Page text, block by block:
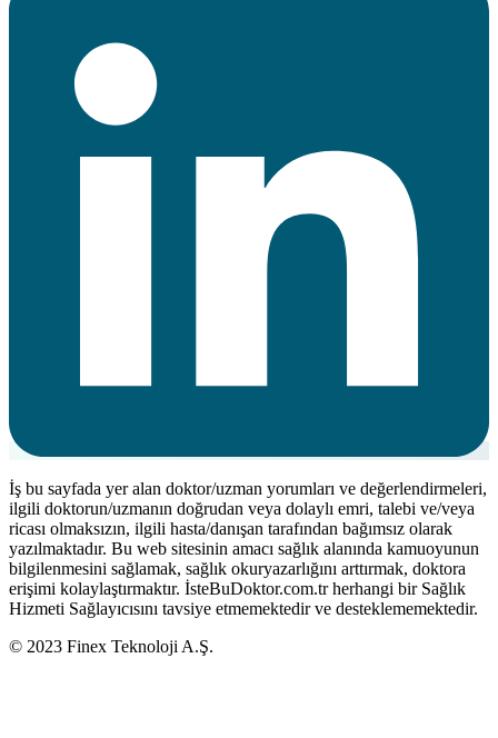
İş bu sayfada yer alan doktor/uzman yorumları ve değerlendirmeleri,
ilgili doktorun/uzmanın doğrudan veya dolaylı emri, talebi ve/veya
ricası olmaksızın, ilgili hasta/danışan tarafından bağımsız olarak
yazılmaktadır. Bu web sitesinin amacı sağlık alanında kamuoyunun
bilgilenmesini sağlamak, sağlık okuryazarlığını arttırmak, doktora
erişimi kolaylaştırmaktır. İsteBuDoktor.com.tr herhangi bir Sağlık
Hizmeti Sağlayıcısını tavsiye etmemektedir ve desteklememektedir.
© 2023 Finex Teknoloji A.Ş.